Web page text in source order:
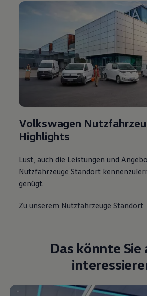
Volkswagen
Highlights
Lust, auch die Leistungen und
Nutzfahrzeuge Standort
genügt.
Zu unserem Nutzfahrzeuge Standort
Das könnte Sie